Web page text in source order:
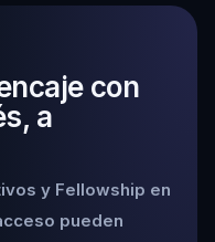
con
a
y Fellowship en
pueden